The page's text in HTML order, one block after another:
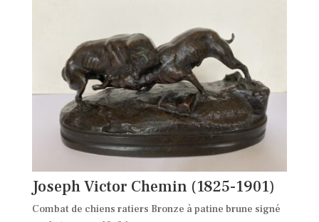
Joseph Victor Chemin (1825-1901)
Combat de chiens ratiers Bronze à patine brune signé